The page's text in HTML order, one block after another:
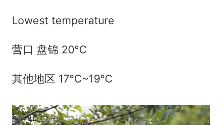
Lowest temperature
营口 盘锦 20℃
其他地区 17℃~19℃